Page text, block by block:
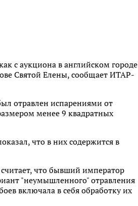
с аукциона в английском городе
Святой Елены, сообщает ИТАР-
отравлен испарениями от
менее 9 квадратных
что в них содержится в
что бывший император
"неумышленного" отравления
включала в себя обработку их